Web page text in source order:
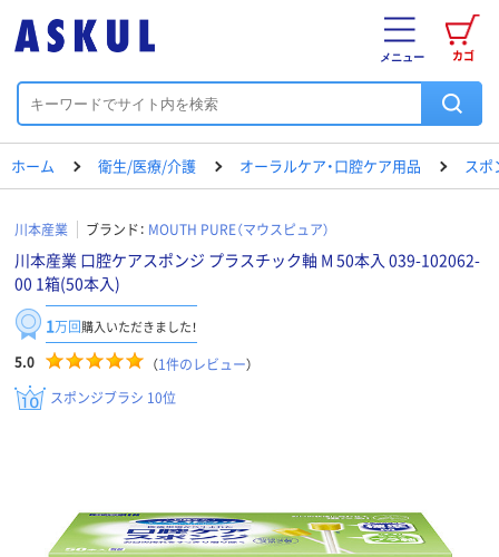
カゴ
メニュー
ホーム 衛生/医療/介護 オーラルケア・口腔ケア用品 スポ
川本産業 ブランド： MOUTH PURE（マウスピュア）
川本産業 口腔ケアスポンジ プラスチック軸 M 50本入 039-102062-
00 1箱(50本入)
1万回購入いただきました！
5.0 （1件のレビュー）
スポンジブラシ 10位